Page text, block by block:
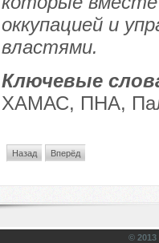
оккупацией и
властями.
Ключевые
ХАМАС, ПНА,
Назад Вперёд
©